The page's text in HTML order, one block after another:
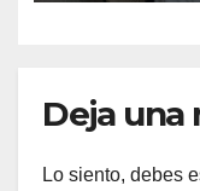
Deja una
Lo siento, debes